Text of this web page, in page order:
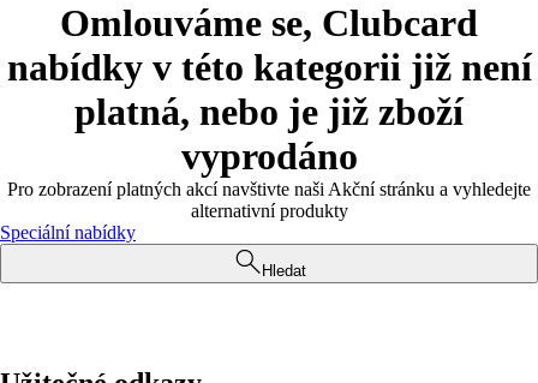
Omlouváme se, Clubcard
nabídky v této kategorii již není
platná, nebo je již zboží
vyprodáno
Pro zobrazení platných akcí navštivte naši Akční stránku a vyhledejte
alternativní produkty
Speciální nabídky
Hledat